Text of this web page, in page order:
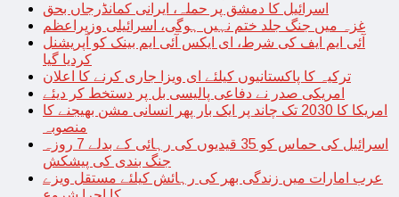
اسرائیل کا دمشق پر حملہ، ایرانی کمانڈرجاں بحق
غزہ میں جنگ جلد ختم نہیں ہوگی، اسرائیلی وزیراعظم
آئی ایم ایف کی شرط، ای ایکس آئی ایم بینک کو آپریشنل
کردیا گیا
ترکیہ کا پاکستانیوں کیلئے ای ویزا جاری کرنے کا اعلان
امریکی صدر نے دفاعی پالیسی بل پر دستخط کر دیئے
امریکا کا 2030 تک چاند پر ایک بار پھر انسانی مشن بھیجنے کا
منصوبہ
اسرائیل کی حماس کو 35 قیدیوں کی رہائی کے بدلے 7 روزہ
جنگ بندی کی پیشکش
عرب امارات میں زندگی بھر کی رہائش کیلئے مستقل ویزے